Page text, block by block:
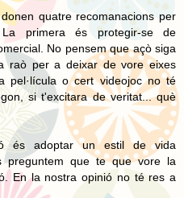
quatre recomanacions per
primera és protegir-se de
No pensem que açò siga
raò per a deixar de vore eixes
pel·lícula o cert videojoc no té
si t'excitara de veritat... què
és adoptar un estil de vida
preguntem que te que vore la
En la nostra opinió no té res a